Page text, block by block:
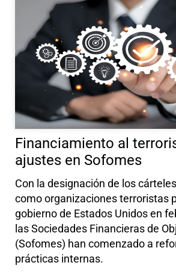
Financiamiento al
ajustes en Sofomes
Con la designación de los
como organizaciones terroristas
gobierno de Estados Unidos en
las Sociedades Financieras de
(Sofomes) han comenzado a
prácticas internas.